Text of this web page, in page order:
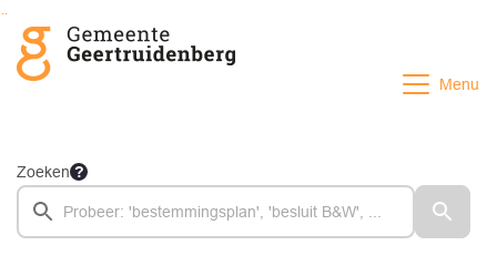
Ga naar de inhoud van deze pagina
Ga naar het zoeken
Ga naar het menu
Menu
Zoeken